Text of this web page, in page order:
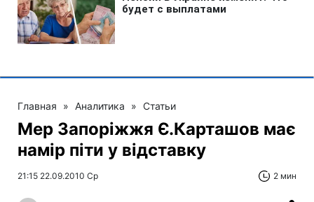
Главная » Аналитика » Статьи
Мер Запоріжжя Є.Карташов має
намір піти у відставку
21:15 22.09.2010 Ср 2 мин